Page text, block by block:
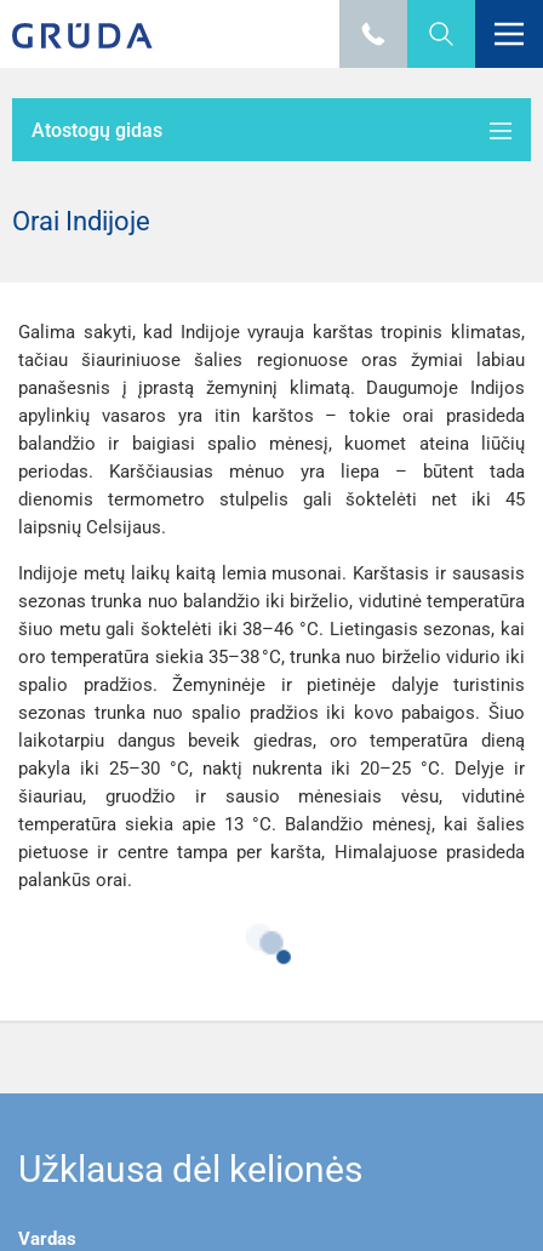
Atostogų gidas
Orai Indijoje
Galima sakyti, kad Indijoje vyrauja karštas tropinis klimatas,
tačiau šiauriniuose šalies regionuose oras žymiai labiau
panašesnis į įprastą žemyninį klimatą. Daugumoje Indijos
apylinkių vasaros yra itin karštos – tokie orai prasideda
balandžio ir baigiasi spalio mėnesį, kuomet ateina liūčių
periodas. Karščiausias mėnuo yra liepa – būtent tada
dienomis termometro stulpelis gali šoktelėti net iki 45
laipsnių Celsijaus.
Indijoje metų laikų kaitą lemia musonai. Karštasis ir sausasis
sezonas trunka nuo balandžio iki birželio, vidutinė temperatūra
šiuo metu gali šoktelėti iki 38–46 °C. Lietingasis sezonas, kai
oro temperatūra siekia 35–38 °C, trunka nuo birželio vidurio iki
spalio pradžios. Žemyninėje ir pietinėje dalyje turistinis
sezonas trunka nuo spalio pradžios iki kovo pabaigos. Šiuo
laikotarpiu dangus beveik giedras, oro temperatūra dieną
pakyla iki 25–30 °C, naktį nukrenta iki 20–25 °C. Delyje ir
šiauriau, gruodžio ir sausio mėnesiais vėsu, vidutinė
temperatūra siekia apie 13 °C. Balandžio mėnesį, kai šalies
pietuose ir centre tampa per karšta, Himalajuose prasideda
palankūs orai.
Užklausa dėl kelionės
Vardas